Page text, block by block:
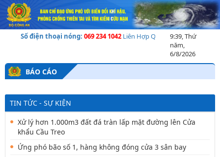
Số điện thoại nóng:069 234 1042Liên Hợp Quốc cảnh báo về khủng
9:39, Thứ
năm,
6/8/2026
BÁO CÁO
TIN TỨC - SỰ KIỆN
Xử lý hơn 1.000m3 đất đá tràn lấp mặt đường lên Cửa
khẩu Cầu Treo
Ứng phó bão số 1, hàng không đóng cửa 3 sân bay